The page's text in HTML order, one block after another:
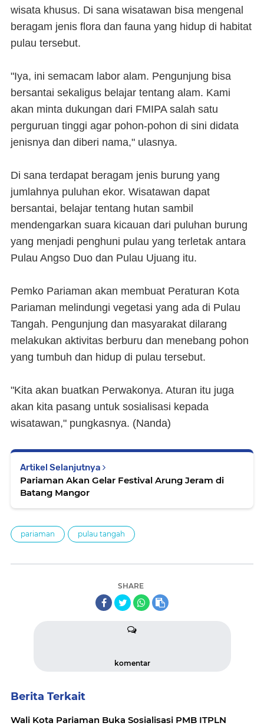
wisata khusus. Di sana wisatawan bisa mengenal
beragam jenis flora dan fauna yang hidup di habitat
pulau tersebut.
"Iya, ini semacam labor alam. Pengunjung bisa
bersantai sekaligus belajar tentang alam. Kami
akan minta dukungan dari FMIPA salah satu
perguruan tinggi agar pohon-pohon di sini didata
jenisnya dan diberi nama," ulasnya.
Di sana terdapat beragam jenis burung yang
jumlahnya puluhan ekor. Wisatawan dapat
bersantai, belajar tentang hutan sambil
mendengarkan suara kicauan dari puluhan burung
yang menjadi penghuni pulau yang terletak antara
Pulau Angso Duo dan Pulau Ujuang itu.
Pemko Pariaman akan membuat Peraturan Kota
Pariaman melindungi vegetasi yang ada di Pulau
Tangah. Pengunjung dan masyarakat dilarang
melakukan aktivitas berburu dan menebang pohon
yang tumbuh dan hidup di pulau tersebut.
"Kita akan buatkan Perwakonya. Aturan itu juga
akan kita pasang untuk sosialisasi kepada
wisatawan," pungkasnya. (Nanda)
Artikel Selanjutnya
Pariaman Akan Gelar Festival Arung Jeram di
Batang Mangor
pariaman pulau tangah
SHARE
komentar
Berita Terkait
Wali Kota Pariaman Buka Sosialisasi PMB ITPLN